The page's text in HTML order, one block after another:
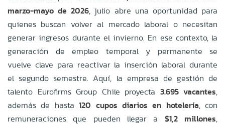
marzo-mayo de 2026, julio abre una oportunidad para
quienes buscan volver al mercado laboral o necesitan
generar ingresos durante el invierno. En ese contexto, la
generación de empleo temporal y permanente se
vuelve clave para reactivar la inserción laboral durante
el segundo semestre. Aquí, la empresa de gestión de
talento Eurofirms Group Chile proyecta 3.695 vacantes,
además de hasta120 cupos diarios en hotelería, con
remuneraciones que pueden llegar a $1,2 millones,